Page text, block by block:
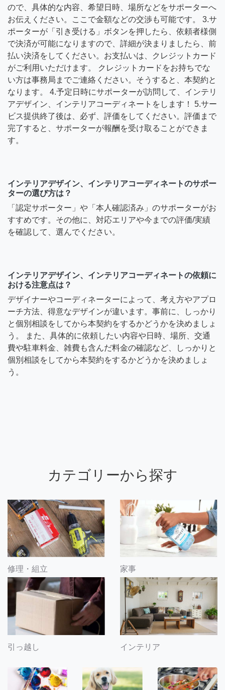
ので、具体的な内容、希望日時、場所などをサポーターへ
お伝えください。ここで金額などの交渉も可能です。 3.サ
ポーターが「引き受ける」ボタンを押したら、依頼者様側
で決済が可能になりますので、詳細が決まりましたら、前
払い決済をしてください。お支払いは、クレジットカード
がご利用いただけます。 クレジットカードをお持ちでな
い方は事務局までご連絡ください。そうすると、本契約と
なります。 4.予定日時にサポーターが訪問して、インテリ
アデザイン、インテリアコーディネートをします！ 5.サー
ビス提供終了後は、必ず、評価をしてください。評価まで
完了すると、サポーターが報酬を受け取ることができま
す。
インテリアデザイン、インテリアコーディネートのサポー
ターの選び方は？
「認定サポーター」や「本人確認済み」のサポーターがお
すすめです。その他に、対応エリアや今までの評価/実績
を確認して、選んでください。
インテリアデザイン、インテリアコーディネートの依頼に
おける注意点は？
デザイナーやコーディネーターによって、考え方やアプロ
ーチ方法、得意なデザインが違います。事前に、しっかり
と個別相談をしてから本契約をするかどうかを決めましょ
う。 また、具体的に依頼したい内容や日時、場所、交通
費や駐車料金、雑費も含んだ料金の確認など、しっかりと
個別相談をしてから本契約をするかどうかを決めましょ
う。
カテゴリーから探す
修理・組立 家事
引っ越し インテリア